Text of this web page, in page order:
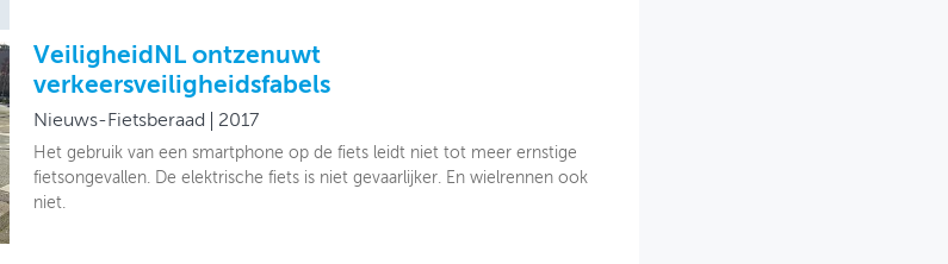
VeiligheidNL ontzenuwt
verkeersveiligheidsfabels
Nieuws-Fietsberaad 2017
Het gebruik van een smartphone op de fiets leidt niet tot meer ernstige
fietsongevallen. De elektrische fiets is niet gevaarlijker. En wielrennen ook
niet.